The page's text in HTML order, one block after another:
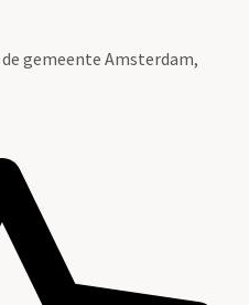
gemeente Amsterdam,